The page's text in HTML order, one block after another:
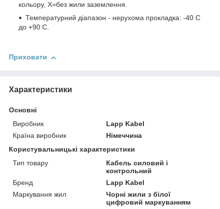
кольору, Х=без жили заземлення.
Температурний діапазон - нерухома прокладка: -40 C
до +90 C.
Приховати
Характеристики
Основні
Виробник
Lapp Kabel
Країна виробник
Німеччина
Користувальницькі характеристики
Тип товару
Кабель силовий і
контрольний
Бренд
Lapp Kabel
Маркування жил
Чорні жили з білої
цифровий маркуванням